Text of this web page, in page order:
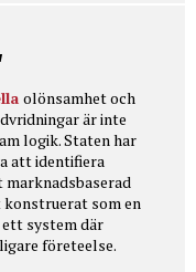
olönsamhet och
är inte
logik. Staten har
att identifiera
marknadsbaserad
som en
ett system där
företeelse.